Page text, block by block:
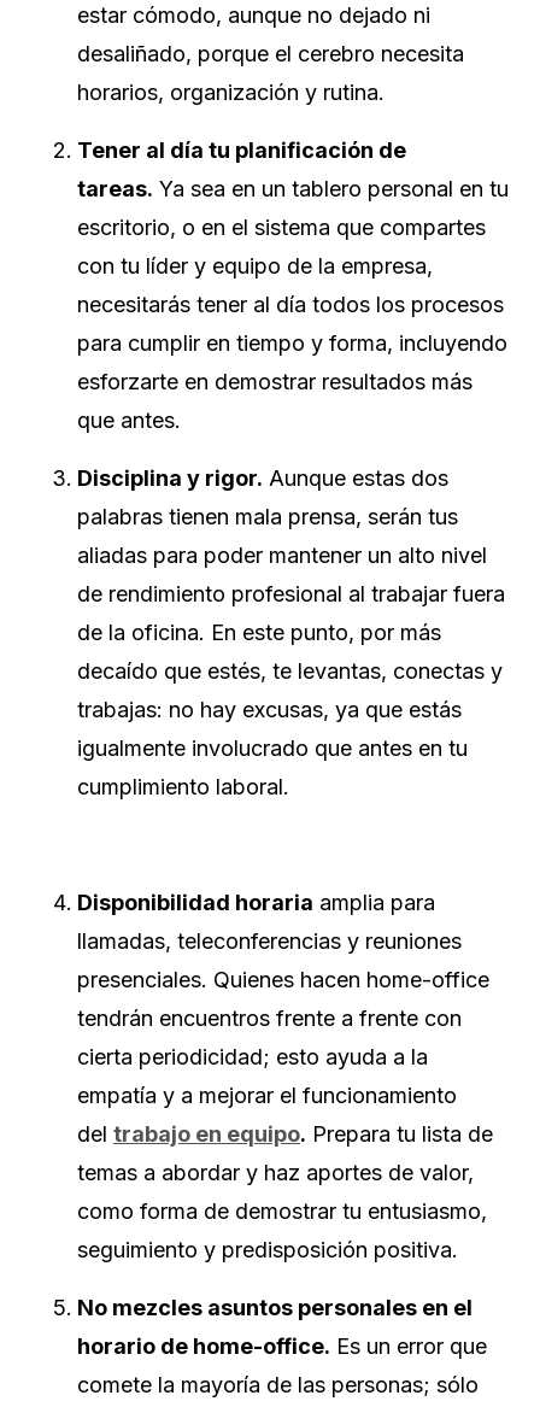
estar cómodo, aunque no dejado ni
desaliñado, porque el cerebro necesita
horarios, organización y rutina.
Tener al día tu planificación de
tareas. Ya sea en un tablero personal en tu
escritorio, o en el sistema que compartes
con tu líder y equipo de la empresa,
necesitarás tener al día todos los procesos
para cumplir en tiempo y forma, incluyendo
esforzarte en demostrar resultados más
que antes.
Disciplina y rigor. Aunque estas dos
palabras tienen mala prensa, serán tus
aliadas para poder mantener un alto nivel
de rendimiento profesional al trabajar fuera
de la oficina. En este punto, por más
decaído que estés, te levantas, conectas y
trabajas: no hay excusas, ya que estás
igualmente involucrado que antes en tu
cumplimiento laboral.
Disponibilidad horaria amplia para
llamadas, teleconferencias y reuniones
presenciales. Quienes hacen home-office
tendrán encuentros frente a frente con
cierta periodicidad; esto ayuda a la
empatía y a mejorar el funcionamiento
del trabajo en equipo. Prepara tu lista de
temas a abordar y haz aportes de valor,
como forma de demostrar tu entusiasmo,
seguimiento y predisposición positiva.
No mezcles asuntos personales en el
horario de home-office. Es un error que
comete la mayoría de las personas; sólo